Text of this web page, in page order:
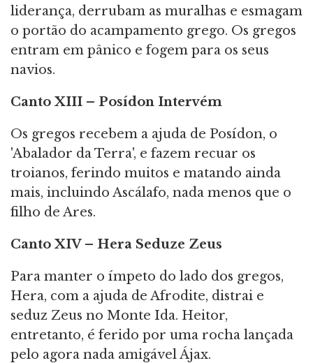
liderança, derrubam as muralhas e esmagam
o portão do acampamento grego. Os gregos
entram em pânico e fogem para os seus
navios.
Canto​​​​​​​ XIII – Posídon Intervém
Os gregos recebem a ajuda de Posídon, o
'Abalador da Terra', e fazem recuar os
troianos, ferindo muitos e matando ainda
mais, incluindo Ascálafo, nada menos que o
filho de Ares.
Canto XIV – Hera Seduze Zeus
Para manter o ímpeto do lado dos gregos,
Hera, com a ajuda de Afrodite, distrai e
seduz Zeus no Monte Ida. Heitor,
entretanto, é ferido por uma rocha lançada
pelo agora nada amigável Ájax.